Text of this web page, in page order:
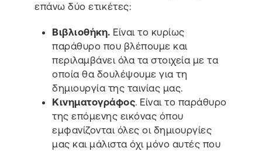
επάνω δύο ετικέτες:
Βιβλιοθήκη. Είναι το κυρίως
παράθυρο που βλέπουμε και
περιλαμβάνει όλα τα στοιχεία με τα
οποία θα δουλέψουμε για τη
δημιουργία της ταινίας μας.
Κινηματογράφος. Είναι το παράθυρο
της επόμενης εικόνας όπου
εμφανίζονται όλες οι δημιουργίες
μας και μάλιστα όχι μόνο αυτές που